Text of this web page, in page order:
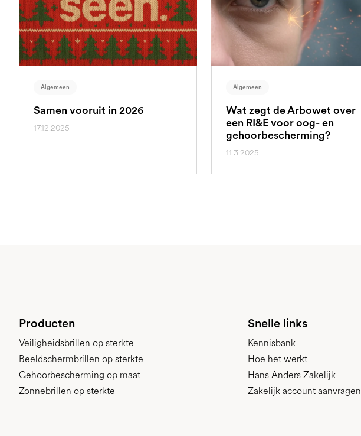
Algemeen
Samen vooruit in 2026
17.12.2025
Algemeen
Wat zegt de Arbowet over
een RI&E voor oog- en
gehoorbescherming?
11.3.2025
Producten
Veiligheidsbrillen op sterkte
Beeldschermbrillen op sterkte
Gehoorbescherming op maat
Zonnebrillen op sterkte
Snelle links
Kennisbank
Hoe het werkt
Hans Anders Zakelijk
Zakelijk account aanvragen